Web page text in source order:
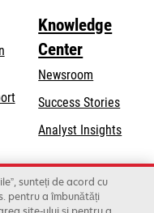
opens
Knowledge
Center
Newsroom
Success Stories
Analyst Insights
sunteți de acord cu
pentru a îmbunătăți